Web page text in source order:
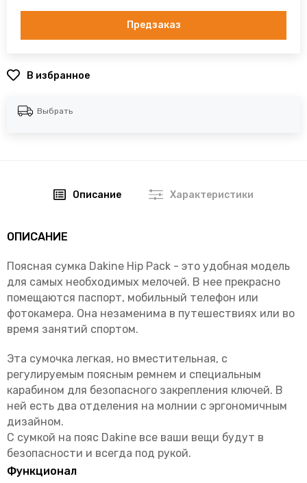
Предзаказ
В избранное
Выбрать
Описание Характеристики
ОПИСАНИЕ
Поясная сумка Dakine Hip Pack - это удобная модель
для самых необходимых мелочей. В нее прекрасно
помещаются паспорт, мобильный телефон или
фотокамера. Она незаменима в путешествиях или во
время занятий спортом.
Эта сумочка легкая, но вместительная, с
регулируемым поясным ремнем и специальным
карабином для безопасного закрепления ключей. В
ней есть два отделения на молнии с эргономичным
дизайном.
С сумкой на пояс Dakine все ваши вещи будут в
безопасности и всегда под рукой.
Функционал